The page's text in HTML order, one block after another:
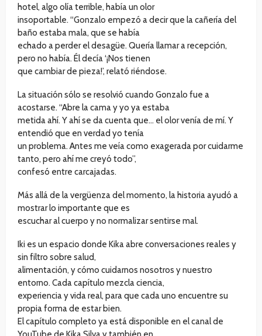
hotel, algo olía terrible, había un olor
insoportable. “Gonzalo empezó a decir que la cañería del
baño estaba mala, que se había
echado a perder el desagüe. Quería llamar a recepción,
pero no había. Él decía ‘¡Nos tienen
que cambiar de pieza!’, relató riéndose.
La situación sólo se resolvió cuando Gonzalo fue a
acostarse. “Abre la cama y yo ya estaba
metida ahí. Y ahí se da cuenta que… el olor venía de mí. Y
entendió que en verdad yo tenía
un problema. Antes me veía como exagerada por cuidarme
tanto, pero ahí me creyó todo”,
confesó entre carcajadas.
Más allá de la vergüenza del momento, la historia ayudó a
mostrar lo importante que es
escuchar al cuerpo y no normalizar sentirse mal.
Iki es un espacio donde Kika abre conversaciones reales y
sin filtro sobre salud,
alimentación, y cómo cuidarnos nosotros y nuestro
entorno. Cada capítulo mezcla ciencia,
experiencia y vida real, para que cada uno encuentre su
propia forma de estar bien.
El capítulo completo ya está disponible en el canal de